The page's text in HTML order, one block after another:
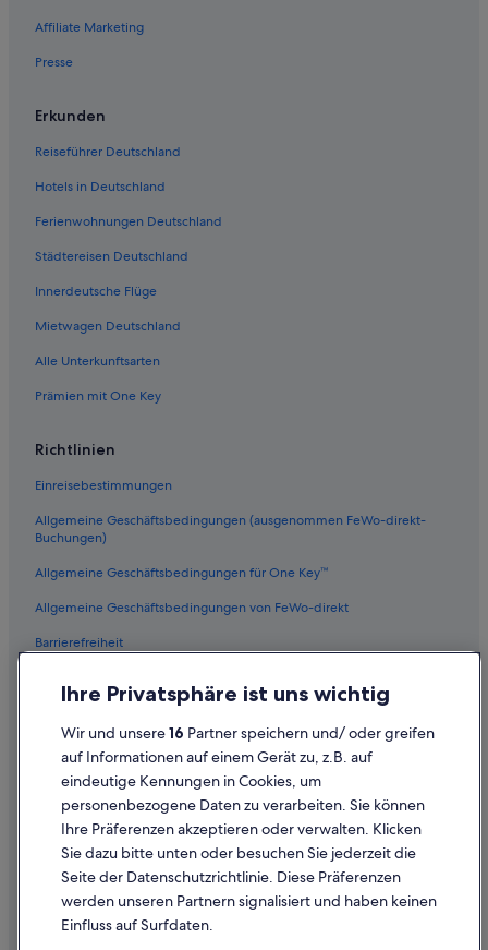
Affiliate Marketing
Presse
Erkunden
Reiseführer Deutschland
Hotels in Deutschland
Ferienwohnungen Deutschland
Städtereisen Deutschland
Innerdeutsche Flüge
Mietwagen Deutschland
Alle Unterkunftsarten
Prämien mit One Key
Richtlinien
Einreisebestimmungen
Allgemeine Geschäftsbedingungen (ausgenommen FeWo-direkt-
Buchungen)
Allgemeine Geschäftsbedingungen für One Key™
Allgemeine Geschäftsbedingungen von FeWo-direkt
Barrierefreiheit
Inhaltsrichtlinien und Melden von Inhalten
Hilfe
Hilfe
Flug stornieren
Ihre Privatsphäre ist uns wichtig
Wir und unsere16 Partner speichern und/ oder greifen
auf Informationen auf einem Gerät zu, z.B. auf
eindeutige Kennungen in Cookies, um
personenbezogene Daten zu verarbeiten. Sie können
Ihre Präferenzen akzeptieren oder verwalten. Klicken
Sie dazu bitte unten oder besuchen Sie jederzeit die
Seite der Datenschutzrichtlinie. Diese Präferenzen
werden unseren Partnern signalisiert und haben keinen
Einfluss auf Surfdaten.